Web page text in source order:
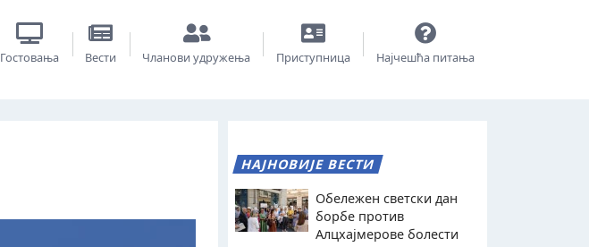
Гостовања Вести Чланови удружења Приступница Најчешћа питања
НАЈНОВИЈЕ ВЕСТИ
Обележен светски дан
борбе против
Алцхајмерове болести